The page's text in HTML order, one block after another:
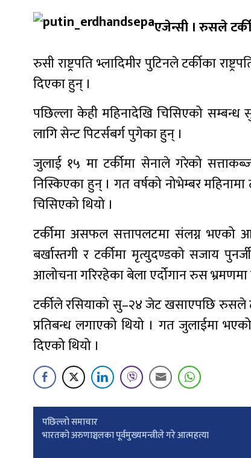
एजेन्सी । रुसले
रुसी राष्ट्रपति भ्लादिमीर पुटिनले टर्कीका
दिएका हुन् ।
पछिल्ला केही महिनादेखि चिसिएको सम्बन्ध
लागि सेन्ट पिटर्सबर्ग पुगेका हुन् ।
जुलाई १५ मा टर्कीमा सेनाले गरेको
निस्किएका हुन् । गत वर्षको नोभेम्बर
चिसिएको थियो ।
टर्कीमा असफल सत्तापलटमा संलग्न भएको
बर्खास्तगी र टर्कीमा मृत्युदण्डको सजाय
आलोचना गरिरहेका बेला एर्दोगान रुस
टर्कीले रसियाको सु–२४ जेट खसाएपछि रुसले
प्रतिबन्ध लगाएको थियो । गत जुलाईमा
दिएको थियो ।
Post
पछिल्लाे समाचार
भारतको अरुणाञ्चलका पूर्वमुख्यमन्त्रीले गरे आत्महत्या